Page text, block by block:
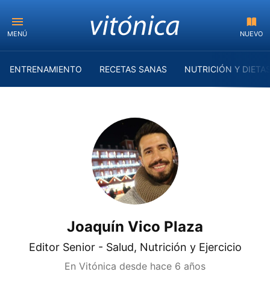
MENÚ NUEVO
ENTRENAMIENTO RECETAS SANAS NUTRICIÓN Y
Joaquín Vico Plaza
Editor Senior - Salud, Nutrición y Ejercicio
En Vitónica desde hace 6 años